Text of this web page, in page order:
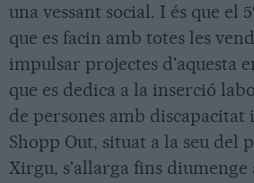
una vessant social. I és que el
que es facin amb totes les
impulsar projectes d'aquesta
que es dedica a la inserció
de persones amb discapacitat
Shopp Out, situat a la seu del
Xirgu, s'allarga fins diumenge